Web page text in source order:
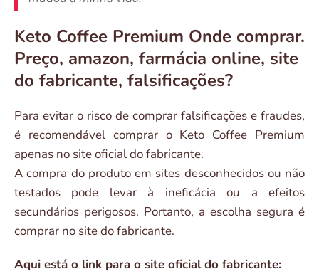
Keto Coffee Premium Onde comprar.
Preço, amazon, farmácia online, site
do fabricante, falsificações?
Para evitar o risco de comprar falsificações e fraudes,
é recomendável comprar o Keto Coffee Premium
apenas no site oficial do fabricante.
A compra do produto em sites desconhecidos ou não
testados pode levar à ineficácia ou a efeitos
secundários perigosos. Portanto, a escolha segura é
comprar no site do fabricante.
Aqui está o link para o site oficial do fabricante: